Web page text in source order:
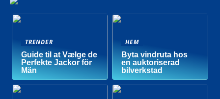
TRENDER
Guide til at Vælge de
Perfekte Jackor för
Män
HEM
Byta vindruta hos
en auktoriserad
bilverkstad